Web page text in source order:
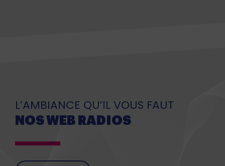
L’AMBIANCE QU’IL VOUS FAUT
NOS WEB RADIOS